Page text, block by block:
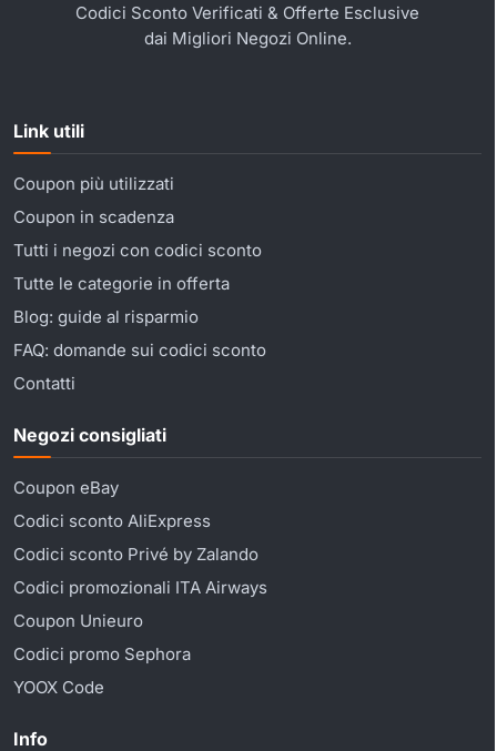
Codici Sconto Verificati & Offerte Esclusive
dai Migliori Negozi Online.
Link utili
Coupon più utilizzati
Coupon in scadenza
Tutti i negozi con codici sconto
Tutte le categorie in offerta
Blog: guide al risparmio
FAQ: domande sui codici sconto
Contatti
Negozi consigliati
Coupon eBay
Codici sconto AliExpress
Codici sconto Privé by Zalando
Codici promozionali ITA Airways
Coupon Unieuro
Codici promo Sephora
YOOX Code
Info